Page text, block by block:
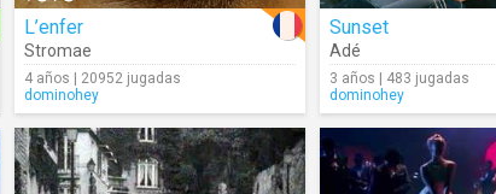
L’enfer
Stromae
4 años | 20952 jugadas
dominohey
Sunset
Adé
3 años | 483 jugadas
dominohey